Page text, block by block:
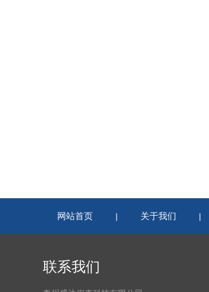
网站首页 | 关于我们 |
联系我们